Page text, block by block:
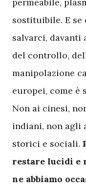
sostituibile. E se
salvarci,
del controllo,
manipolazione
europei, come è
Non ai cinesi,
indiani, non agli
storici e sociali.
restare lucidi e
ne abbiamo